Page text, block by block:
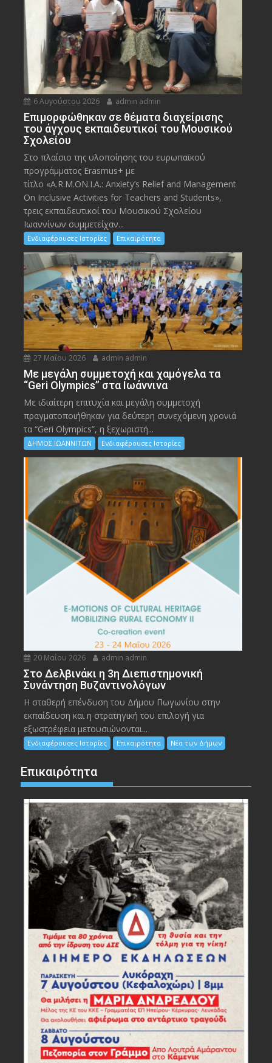
6 Αυγούστου 2026 admin admin
Eπιμορφώθηκαν σε θέματα διαχείρισης
του άγχους εκπαιδευτικοί του Μουσικού
Σχολείου
Στο πλαίσιο της υλοποίησης του ευρωπαϊκού
προγράμματος Erasmus+ με
τίτλο «A.R.M.ON.I.A.: Anxiety’s Relief and Management
On Inclusive Activities for Teachers and Students»,
τρεις εκπαιδευτικοί του Μουσικού Σχολείου
Ιωαννίνων συμμετείχαν...
Ενδιαφέρουσες Ιστορίες Επικαιρότητα
27 Μαΐου 2026 admin admin
Με μεγάλη συμμετοχή και χαμόγελα τα
“Geri Olympics” στα Ιωάννινα
Με ιδιαίτερη επιτυχία και μεγάλη συμμετοχή
πραγματοποιήθηκαν για δεύτερη συνεχόμενη χρονιά
τα “Geri Olympics”, η ξεχωριστή...
ΔΗΜΟΣ ΙΩΑΝΝΙΤΩΝ Ενδιαφέρουσες Ιστορίες
20 Μαΐου 2026 admin admin
Στο Δελβινάκι η 3η Διεπιστημονική
Συνάντηση Βυζαντινολόγων
Η σταθερή επένδυση του Δήμου Πωγωνίου στην
εκπαίδευση και η στρατηγική του επιλογή για
εξωστρέφεια μετουσιώνονται...
Ενδιαφέρουσες Ιστορίες Επικαιρότητα Νέα των Δήμων
Επικαιρότητα